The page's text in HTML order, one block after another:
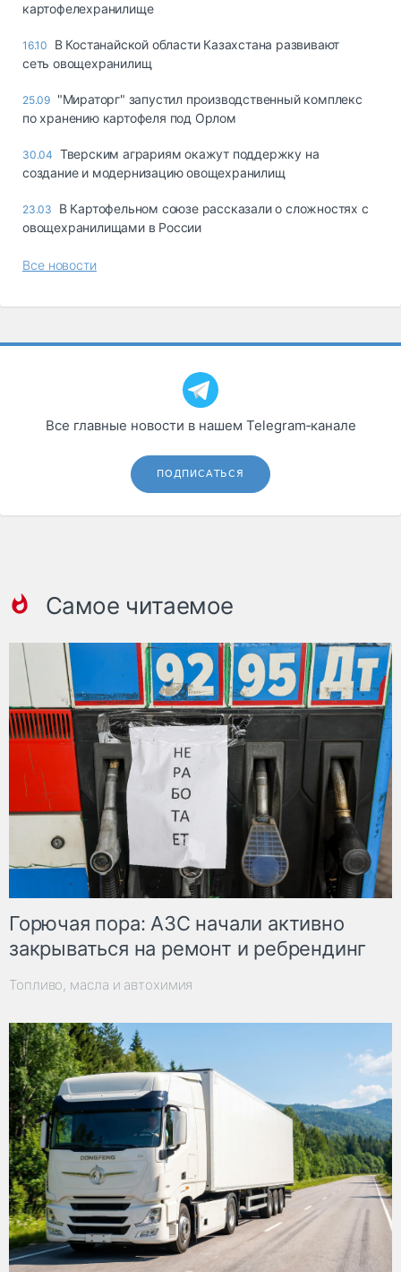
Топливо, масла и
картофелехранилище
16.10
В Костанайской области Казахстана развивают
сеть овощехранилищ
25.09 "Мираторг" запустил производственный комплекс
по хранению картофеля под Орлом
30.04 Тверским аграриям окажут поддержку на
создание и модернизацию овощехранилищ
23.03
В Картофельном союзе рассказали о сложностях с
овощехранилищами в России
Все новости
Все главные новости в нашем Telegram‑канале
ПОДПИСАТЬСЯ
Самое читаемое
Горючая пора: АЗС начали активно
закрываться на ремонт и ребрендинг
Топливо, масла и автохимия